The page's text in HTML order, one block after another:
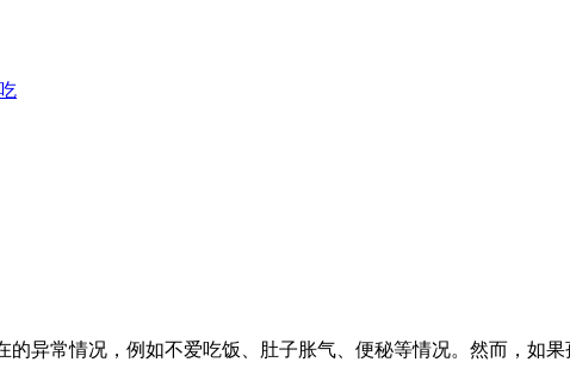
异常情况，例如不爱吃饭、肚子胀气、便秘等情况。然而，如